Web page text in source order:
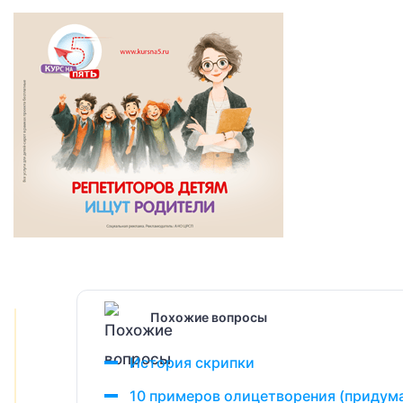
Похожие вопросы
История скрипки
10 примеров олицетворения